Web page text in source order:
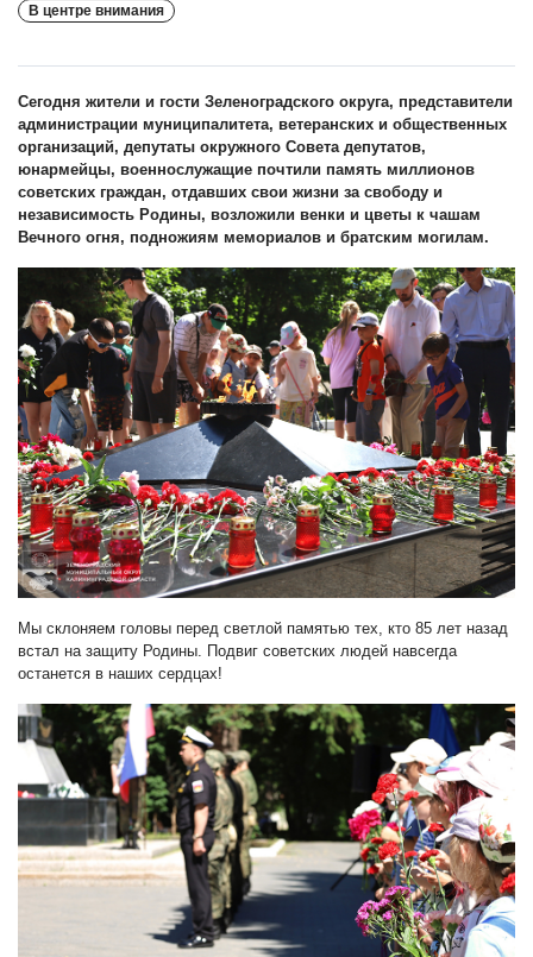
В центре внимания
Сегодня жители и гости Зеленоградского округа, представители
администрации муниципалитета, ветеранских и общественных
организаций, депутаты окружного Совета депутатов,
юнармейцы, военнослужащие почтили память миллионов
советских граждан, отдавших свои жизни за свободу и
независимость Родины, возложили венки и цветы к чашам
Вечного огня, подножиям мемориалов и братским могилам.
Мы склоняем головы перед светлой памятью тех, кто 85 лет назад
встал на защиту Родины. Подвиг советских людей навсегда
останется в наших сердцах!